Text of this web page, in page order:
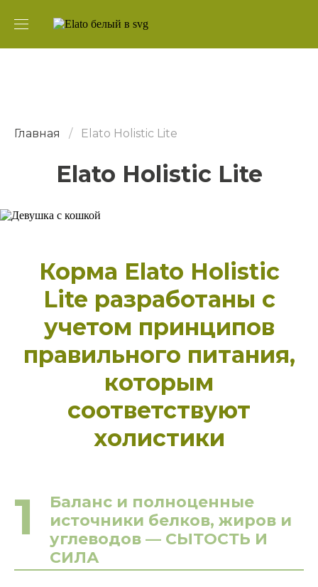
Главная / Elato Holistic Lite
Elato Holistic Lite
Корма Elato Holistic
Lite разработаны с
учетом принципов
правильного питания,
которым
соответствуют
холистики
1
Баланс и полноценные
источники белков, жиров и
углеводов — СЫТОСТЬ И
СИЛА